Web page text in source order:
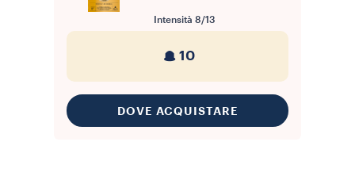
Intensità 8/13
10
DOVE ACQUISTARE